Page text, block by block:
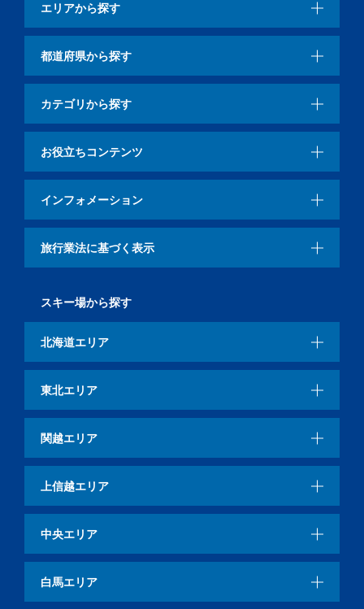
エリアから探す
都道府県から探す
カテゴリから探す
お役立ちコンテンツ
インフォメーション
旅行業法に基づく表示
スキー場から探す
北海道エリア
東北エリア
関越エリア
上信越エリア
中央エリア
白馬エリア